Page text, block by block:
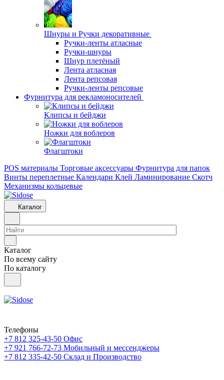
Шнуры и Ручки декоративные
Ручки-ленты атласные
Ручки-шнуры
Шнур плетёный
Лента атласная
Лента репсовая
Ручки-ленты репсовые
Фурнитура для рекламоносителей
Клипсы и бeйджи
Ножки для воблеров
Флагштоки
POS материалы Торговые аксессуары Фурнитура для папок
Винты переплетные Календари Клей Ламинирование Скотч
Механизмы кольцевые
Каталог
Каталог
По всему сайту
По каталогу
Телефоны
+7 812 325-43-50 Офис
+7 921 766-72-73 Мобильный и мессенджеры
+7 812 335-42-50 Склад и Производство